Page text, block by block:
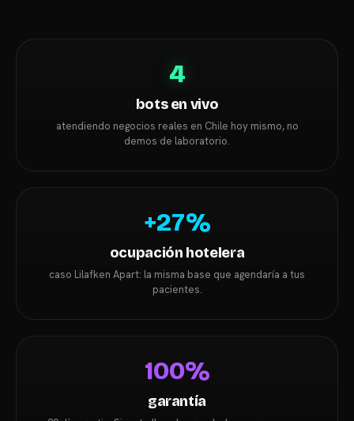
4
bots en vivo
atendiendo negocios reales en Chile hoy mismo, no
demos de laboratorio.
+27%
ocupación hotelera
caso Lilafken Apart: la misma base que agendaría a tus
pacientes.
100%
garantía